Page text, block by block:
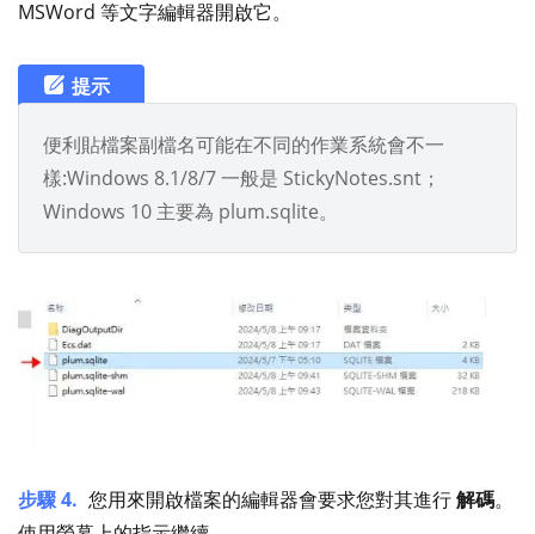
MSWord 等文字編輯器開啟它。
提示
便利貼檔案副檔名可能在不同的作業系統會不一
樣:Windows 8.1/8/7 一般是 StickyNotes.snt；
Windows 10 主要為 plum.sqlite。
步驟 4. 您用來開啟檔案的編輯器會要求您對其進行解碼。